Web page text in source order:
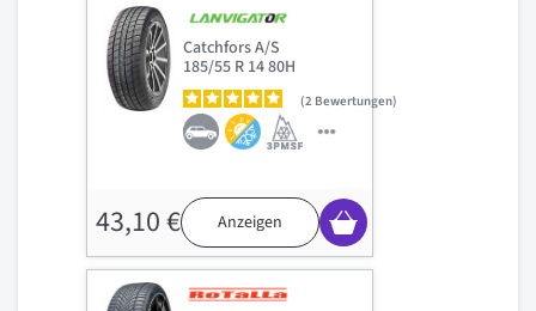
Catchfors A/S
185/55 R 14 80H
2 Bewertungen
43,10 € Anzeigen